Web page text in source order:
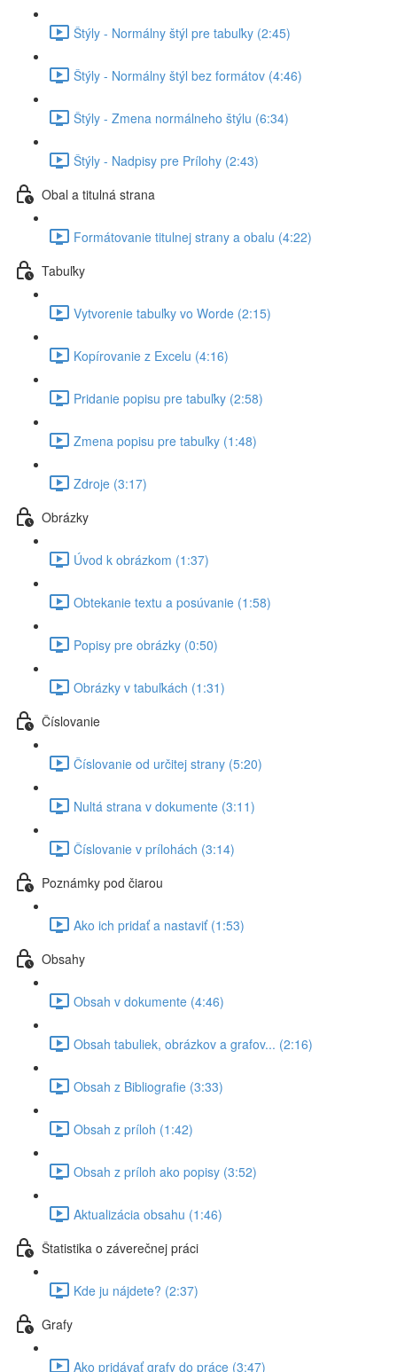
Štýly - Normálny štýl pre tabuľky (2:45)
Štýly - Normálny štýl bez formátov (4:46)
Štýly - Zmena normálneho štýlu (6:34)
Štýly - Nadpisy pre Prílohy (2:43)
Obal a titulná strana
Formátovanie titulnej strany a obalu (4:22)
Tabuľky
Vytvorenie tabuľky vo Worde (2:15)
Kopírovanie z Excelu (4:16)
Pridanie popisu pre tabuľky (2:58)
Zmena popisu pre tabuľky (1:48)
Zdroje (3:17)
Obrázky
Úvod k obrázkom (1:37)
Obtekanie textu a posúvanie (1:58)
Popisy pre obrázky (0:50)
Obrázky v tabuľkách (1:31)
Číslovanie
Číslovanie od určitej strany (5:20)
Nultá strana v dokumente (3:11)
Číslovanie v prílohách (3:14)
Poznámky pod čiarou
Ako ich pridať a nastaviť (1:53)
Obsahy
Obsah v dokumente (4:46)
Obsah tabuliek, obrázkov a grafov... (2:16)
Obsah z Bibliografie (3:33)
Obsah z príloh (1:42)
Obsah z príloh ako popisy (3:52)
Aktualizácia obsahu (1:46)
Štatistika o záverečnej práci
Kde ju nájdete? (2:37)
Grafy
Ako pridávať grafy do práce (3:47)